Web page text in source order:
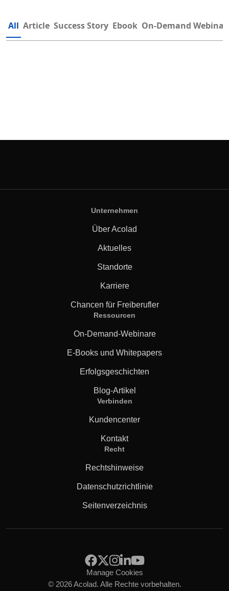
All Article Success Story Ebook On-Demand Webinar
Unternehmen
Über Acolad
Aktuelles
Standorte
Karriere
Chancen für Freiberufler
Ressourcen
On-Demand-Webinare
E-Books und Whitepapers
Erfolgsgeschichten
Blog-Artikel
Verbinden
Kundencenter
Kontakt
Recht
Rechtshinweise
Datenschutzrichtlinie
Seitenverzeichnis
© 2026 Acolad. Alle Rechte vorbehalten.
Manage Cookies